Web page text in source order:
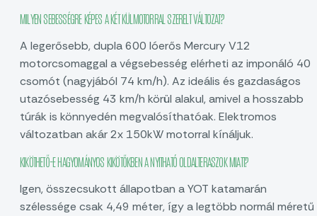
MILYEN SEBESSÉGRE KÉPES A KÉT KÜLMOTORRAL SZERELT VÁLTOZAT?
A legerősebb, dupla 600 lóerős Mercury V12
motorcsomaggal a végsebesség elérheti az imponáló 40
csomót (nagyjából 74 km/h). Az ideális és gazdaságos
utazósebesség 43 km/h körül alakul, amivel a hosszabb
túrák is könnyedén megvalósíthatóak. Elektromos
változatban akár 2x 150kW motorral kínáljuk.
KIKÖTHETŐ-E HAGYOMÁNYOS KIKÖTŐKBEN A NYITHATÓ OLDALTERASZOK MIATT?
Igen, összecsukott állapotban a YOT katamarán
szélessége csak 4,49 méter, így a legtöbb normál méretű